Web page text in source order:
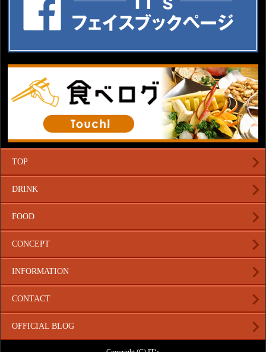
TOP
DRINK
FOOD
CONCEPT
INFORMATION
CONTACT
OFFICIAL BLOG